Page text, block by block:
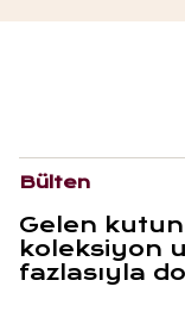
Bülten
Gelen
koleksiyon
fazlasıyla